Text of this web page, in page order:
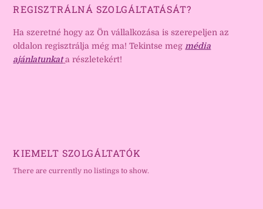
REGISZTRÁLNÁ SZOLGÁLTATÁSÁT?
Ha szeretné hogy az Ön vállalkozása is szerepeljen az
oldalon regisztrálja még ma! Tekintse megmédia
ajánlatunkat a részletekért!
KIEMELT SZOLGÁLTATÓK
There are currently no listings to show.